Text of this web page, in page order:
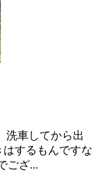
洗車してから出
するもんですな
ござ...